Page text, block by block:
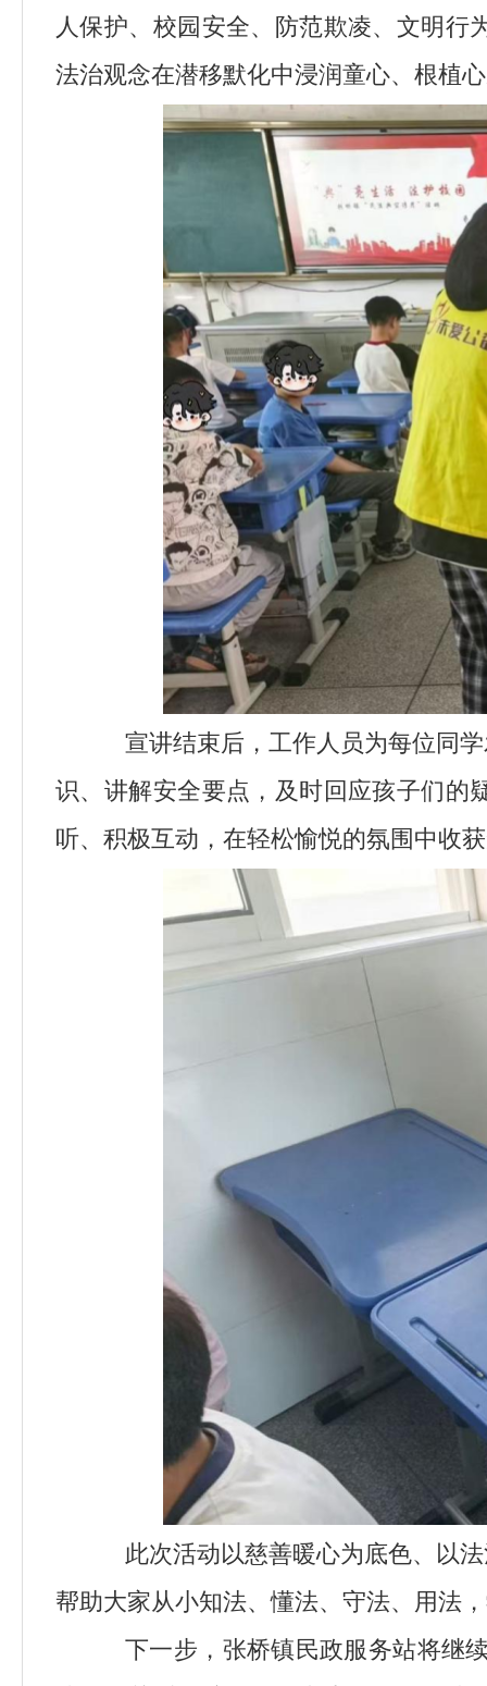
人保护、校园安全、防范欺凌、文明
法治观念在潜移默化中浸润童心、根植
宣讲结束后，工作人员为每位同
识、讲解安全要点，及时回应孩子们的
听、积极互动，在轻松愉悦的氛围中收
此次活动以慈善暖心为底色、以
帮助大家从小知法、懂法、守法、用法
下一步，张桥镇民政服务站将继